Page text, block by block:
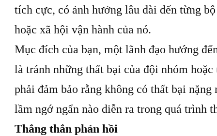
tích cực, có ảnh hưởng lâu dài đến từng
hoặc xã hội vận hành của nó.
Mục đích của bạn, một lãnh đạo hướng
là tránh những thất bại của đội nhóm
phải đảm bảo rằng không có thất bại nặng
lầm ngớ ngẩn nào diễn ra trong quá trình
Thẳng thắn phản hồi